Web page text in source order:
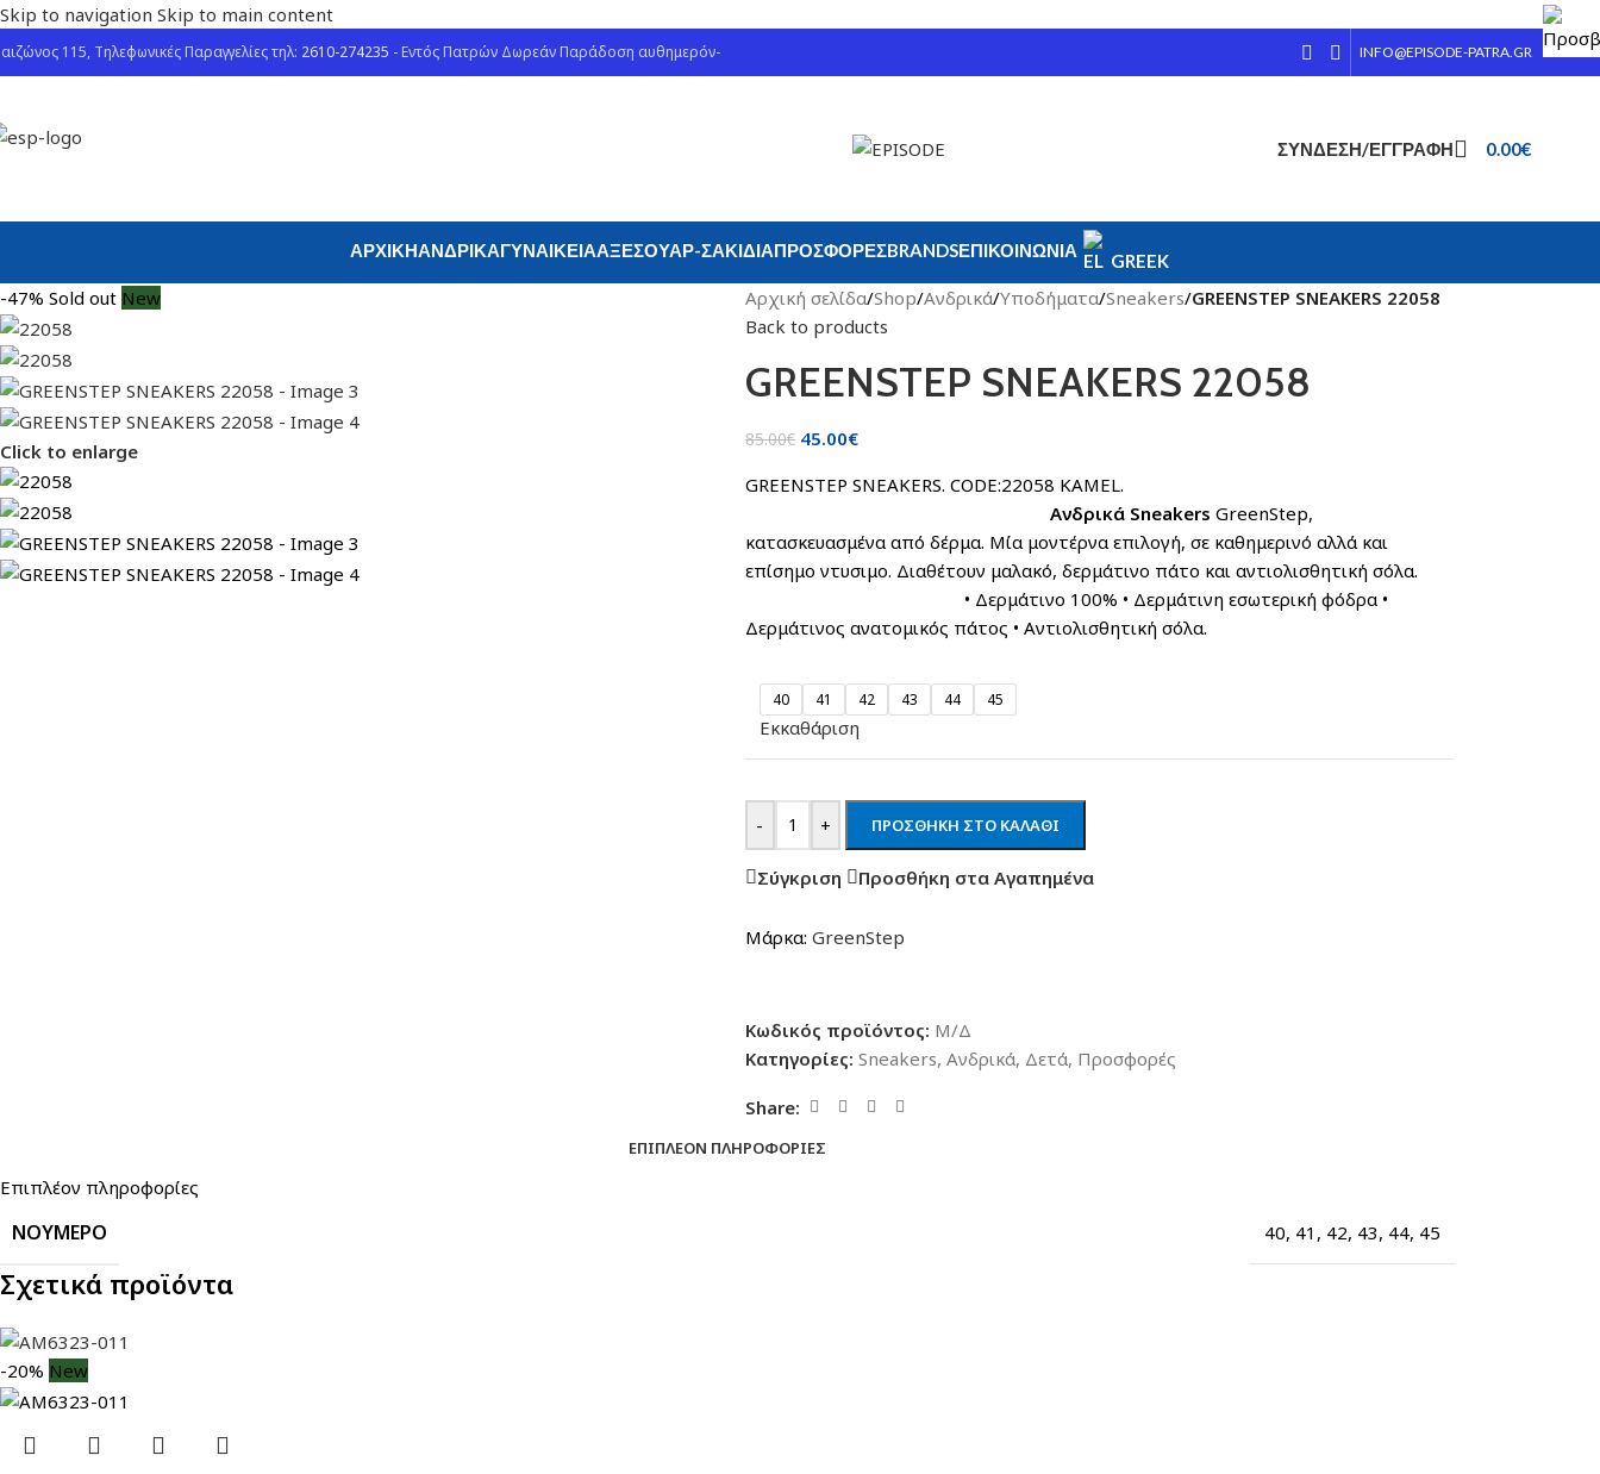
Skip to navigation Skip to main content
115, Τηλεφωνικές Παραγγελίες τηλ: 2610-274235 - Εντός Πατρών Δωρεάν Παράδοση αυθημερόν- INFO@EPISODE-PATRA.GR
ΣΎΝΔΕΣΗ/ΕΓΓΡΑΦΉ 0.00€
ΑΡΧΙΚΉΑΝΔΡΙΚΆΓΥΝΑΙΚΕΊΑΑΞΕΣΟΥΆΡ-ΣΑΚΊΔΙΑΠΡΟΣΦΟΡΈΣBRANDSΕΠΙΚΟΙΝΩΝΊΑ
GREEK
-47% Sold out New
Click to enlarge
Αρχική σελίδα/Shop/Ανδρικά/Υποδήματα/Sneakers/GREENSTEP SNEAKERS 22058
Back to products
GREENSTEP SNEAKERS 22058
85.00€ 45.00€
GREENSTEP SNEAKERS. CODE:22058 KAMEL.
Ανδρικά Sneakers GreenStep,
κατασκευασμένα από δέρμα. Μία μοντέρνα επιλογή, σε καθημερινό αλλά και
επίσημο ντυσιμο. Διαθέτουν μαλακό, δερμάτινο πάτο και αντιολισθητική σόλα.
• Δερμάτινο 100% • Δερμάτινη εσωτερική φόδρα •
Δερμάτινος ανατομικός πάτος • Αντιολισθητική σόλα.
40 41 42 43 44 45
Εκκαθάριση
- + ΠΡΟΣΘΉΚΗ ΣΤΟ ΚΑΛΆΘΙ
Σύγκριση Προσθήκη στα Αγαπημένα
Μάρκα: GreenStep
Κωδικός προϊόντος: Μ/Δ
Κατηγορίες: Sneakers, Ανδρικά, Δετά, Προσφορές
Share:
ΕΠΙΠΛΈΟΝ ΠΛΗΡΟΦΟΡΊΕΣ
Επιπλέον πληροφορίες
ΝΟΎΜΕΡΟ 40, 41 , 42, 43, 44, 45
Σχετικά προϊόντα
-20% New